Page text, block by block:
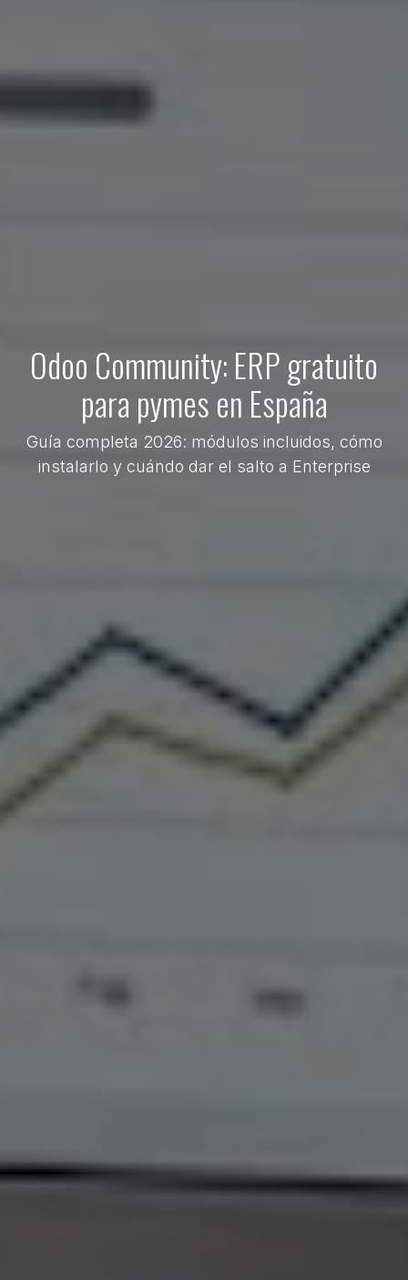
Odoo Community: ERP gratuito
para pymes en España
Guía completa 2026: módulos incluidos, cómo
instalarlo y cuándo dar el salto a Enterprise